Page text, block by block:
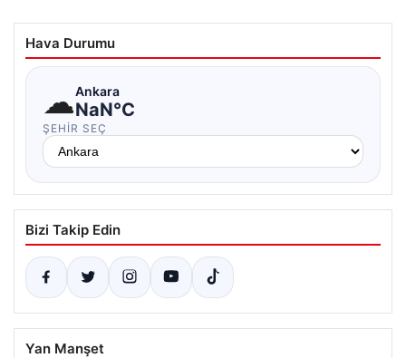
Hava Durumu
☁Ankara
NaN°C
ŞEHIR SEÇ
Bizi Takip Edin
Yan Manşet